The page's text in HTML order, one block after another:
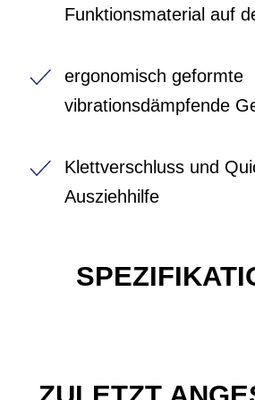
Funktionsmaterial auf
ergonomisch geformte
vibrationsdämpfende
Klettverschluss und
Ausziehhilfe